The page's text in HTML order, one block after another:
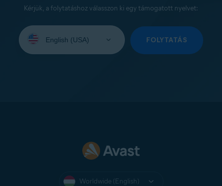
Kérjük, a folytatáshoz válasszon ki egy támogatott nyelvet:
your
FOLYTATÁS
Worldwide (English)